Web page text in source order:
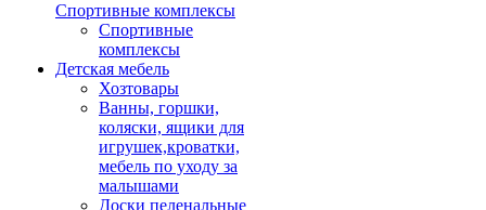
Спортивные комплексы
Спортивные
комплексы
Детская мебель
Хозтовары
Ванны, горшки,
коляски, ящики для
игрушек,кроватки,
мебель по уходу за
малышами
Доски пеленальные